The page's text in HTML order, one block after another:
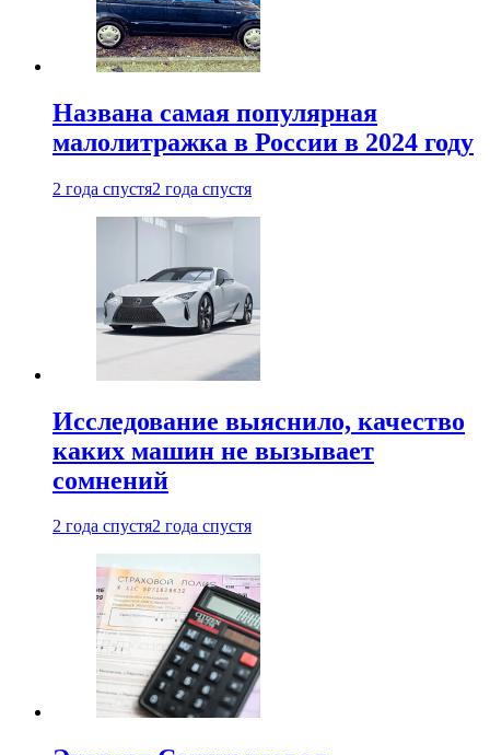
Названа самая популярная
малолитражка в России в 2024 году
2 года спустя2 года спустя
Исследование выяснило, качество
каких машин не вызывает
сомнений
2 года спустя2 года спустя